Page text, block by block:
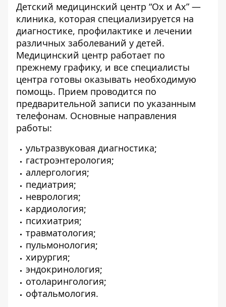
Детский медицинский центр “Ох и Ах” —
клиника, которая специализируется на
диагностике, профилактике и лечении
различных заболеваний у детей.
Медицинский центр работает по
прежнему графику, и все специалисты
центра готовы оказывать необходимую
помощь. Прием проводится по
предварительной записи по указанным
телефонам. Основные направления
работы:
ультразвуковая диагностика;
гастроэнтерология;
аллергология;
педиатрия;
неврология;
кардиология;
психиатрия;
травматология;
пульмонология;
хирургия;
эндокринология;
отоларингология;
офтальмология.